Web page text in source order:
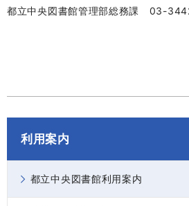
都立中央図書館管理部総務課 03-
利用案内
都立中央図書館利用案内